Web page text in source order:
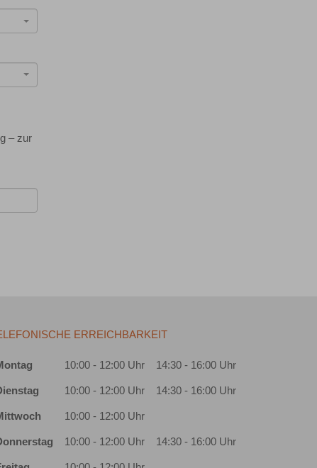
– zur
ERREICHBARKEIT
10:00 - 12:00 Uhr 14:30 - 16:00 Uhr
10:00 - 12:00 Uhr 14:30 - 16:00 Uhr
10:00 - 12:00 Uhr
10:00 - 12:00 Uhr 14:30 - 16:00 Uhr